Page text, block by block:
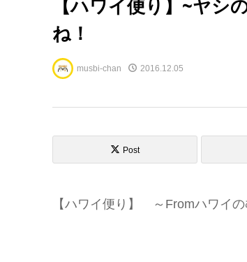
【ハワイ便り】~ヤシ
ね！
musbi-chan 2016.12.05
Post
【ハワイ便り】 ～Fromハワイ